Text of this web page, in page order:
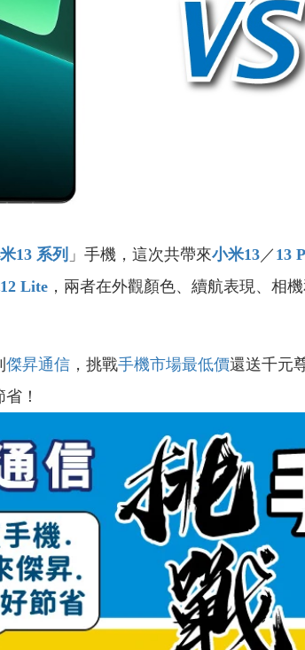
13 系列 」手機，這次共帶來小米13 ／ 13
Lite ，兩者在外觀顏色、續航表現、相
傑昇通信 ，挑戰手機市場最低價還送千元
！